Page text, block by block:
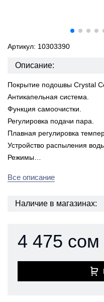
Артикул: 10303390
Описание:
Покрытие подошвы Crystal
Антикапельная система.
Функция самоочистки.
Регулировка подачи пара.
Плавная регулировка
Устройство распыления
Режимы…
Все описание
Наличие в магазинах:
4 475 сом